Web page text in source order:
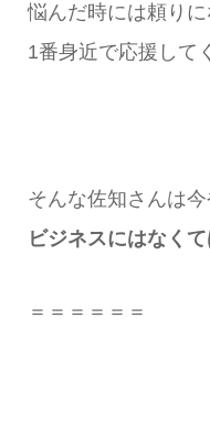
悩んだ時には頼りに
1番身近で応援して
そんな佐知さんは
ビジネスにはなく
＝＝＝＝＝＝